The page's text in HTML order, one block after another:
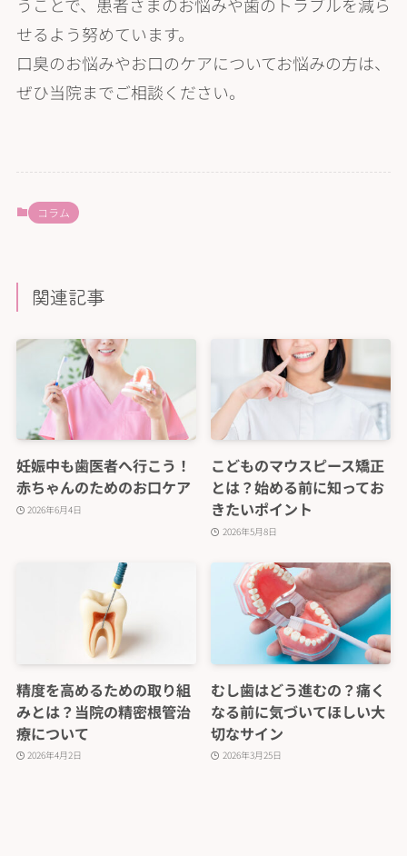
うことで、患者さまのお悩みや歯のトラブルを減ら
せるよう努めています。
口臭のお悩みやお口のケアについてお悩みの方は、
ぜひ当院までご相談ください。
コラム
関連記事
妊娠中も歯医者へ行こう！
赤ちゃんのためのお口ケア
2026年6月4日
こどものマウスピース矯正
とは？始める前に知ってお
きたいポイント
2026年5月8日
精度を高めるための取り組
みとは？当院の精密根管治
療について
2026年4月2日
むし歯はどう進むの？痛く
なる前に気づいてほしい大
切なサイン
2026年3月25日